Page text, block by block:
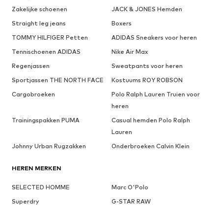
Zakelijke schoenen
JACK & JONES Hemden
Straight leg jeans
Boxers
TOMMY HILFIGER Petten
ADIDAS Sneakers voor heren
Tennischoenen ADIDAS
Nike Air Max
Regenjassen
Sweatpants voor heren
Sportjassen THE NORTH FACE
Kostuums ROY ROBSON
Cargobroeken
Polo Ralph Lauren Truien voor
heren
Trainingspakken PUMA
Casual hemden Polo Ralph
Lauren
Johnny Urban Rugzakken
Onderbroeken Calvin Klein
HEREN MERKEN
SELECTED HOMME
Marc O'Polo
Superdry
G-STAR RAW